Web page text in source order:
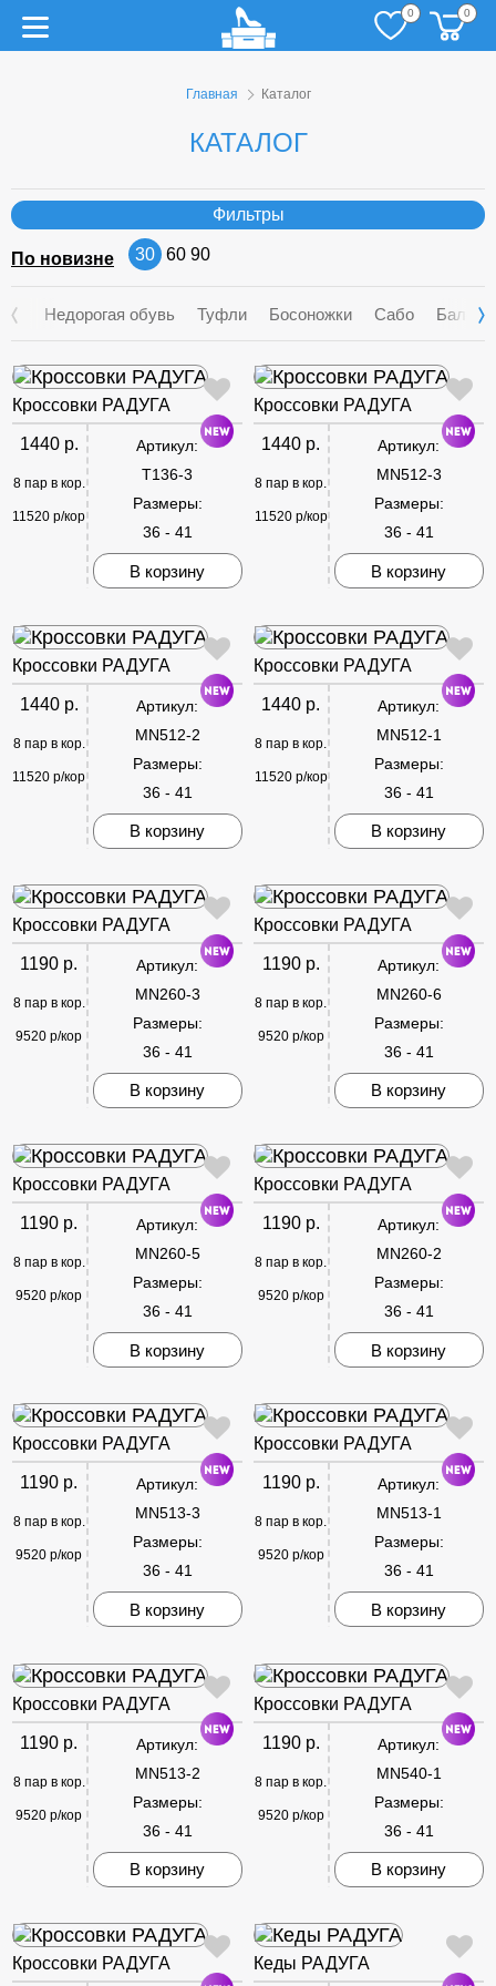
0 0
Главная Каталог
КАТАЛОГ
Фильтры
По новизне 30 60 90
Недорогая обувь Туфли Босоножки Сабо
Кроссовки РАДУГА
1440 р.
8 пар в кор.
11520 р/кор
Артикул:
T136-3
Размеры:
36 - 41
В корзину
Кроссовки РАДУГА
1440 р.
8 пар в кор.
11520 р/кор
Артикул:
MN512-3
Размеры:
36 - 41
В корзину
Кроссовки РАДУГА
1440 р.
8 пар в кор.
11520 р/кор
Артикул:
MN512-2
Размеры:
36 - 41
В корзину
Кроссовки РАДУГА
1440 р.
8 пар в кор.
11520 р/кор
Артикул:
MN512-1
Размеры:
36 - 41
В корзину
Кроссовки РАДУГА
1190 р.
8 пар в кор.
9520 р/кор
Артикул:
MN260-3
Размеры:
36 - 41
В корзину
Кроссовки РАДУГА
1190 р.
8 пар в кор.
9520 р/кор
Артикул:
MN260-6
Размеры:
36 - 41
В корзину
Кроссовки РАДУГА
1190 р.
8 пар в кор.
9520 р/кор
Артикул:
MN260-5
Размеры:
36 - 41
В корзину
Кроссовки РАДУГА
1190 р.
8 пар в кор.
9520 р/кор
Артикул:
MN260-2
Размеры:
36 - 41
В корзину
Кроссовки РАДУГА
1190 р.
8 пар в кор.
9520 р/кор
Артикул:
MN513-3
Размеры:
36 - 41
В корзину
Кроссовки РАДУГА
1190 р.
8 пар в кор.
9520 р/кор
Артикул:
MN513-1
Размеры:
36 - 41
В корзину
Кроссовки РАДУГА
1190 р.
8 пар в кор.
9520 р/кор
Артикул:
MN513-2
Размеры:
36 - 41
В корзину
Кроссовки РАДУГА
1190 р.
8 пар в кор.
9520 р/кор
Артикул:
MN540-1
Размеры:
36 - 41
В корзину
Кроссовки РАДУГА Кеды РАДУГА